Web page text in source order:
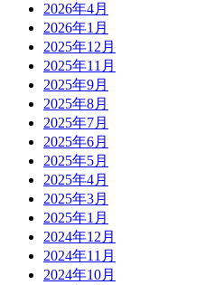
2026年4月
2026年1月
2025年12月
2025年11月
2025年9月
2025年8月
2025年7月
2025年6月
2025年5月
2025年4月
2025年3月
2025年1月
2024年12月
2024年11月
2024年10月